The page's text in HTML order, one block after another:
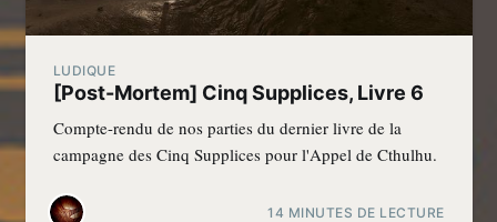
LUDIQUE
[Post-Mortem] Cinq Supplices, Livre 6
Compte-rendu de nos parties du dernier livre de la
campagne des Cinq Supplices pour l'Appel de Cthulhu.
14 MINUTES DE LECTURE